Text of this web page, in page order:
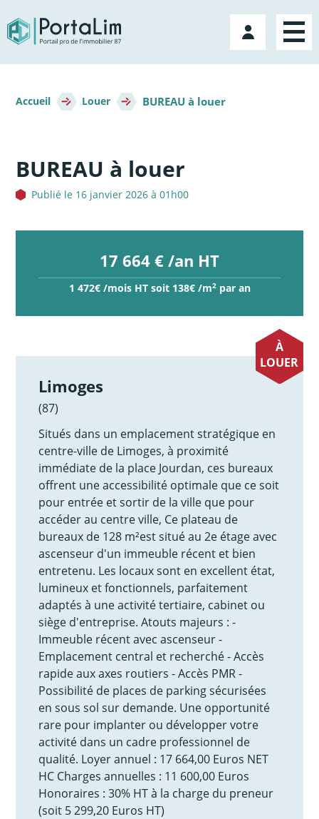
directement
au
contenu
Mon
compte
d'Ariane
Accueil Louer BUREAU à louer
BUREAU à louer
Publié le 16 janvier 2026 à 01h00
17 664 € /an HT
1 472€ /mois HT soit 138€ /m2par an
À
LOUER
Limoges
(87)
Situés dans un emplacement stratégique en
centre-ville de Limoges, à proximité
immédiate de la place Jourdan, ces bureaux
offrent une accessibilité optimale que ce soit
pour entrée et sortir de la ville que pour
accéder au centre ville, Ce plateau de
bureaux de 128 m²est situé au 2e étage avec
ascenseur d'un immeuble récent et bien
entretenu. Les locaux sont en excellent état,
lumineux et fonctionnels, parfaitement
adaptés à une activité tertiaire, cabinet ou
siège d'entreprise. Atouts majeurs : -
Immeuble récent avec ascenseur -
Emplacement central et recherché - Accès
rapide aux axes routiers - Accès PMR -
Possibilité de places de parking sécurisées
en sous sol sur demande. Une opportunité
rare pour implanter ou développer votre
activité dans un cadre professionnel de
qualité. Loyer annuel : 17 664,00 Euros NET
HC Charges annuelles : 11 600,00 Euros
Honoraires : 30% HT à la charge du preneur
(soit 5 299,20 Euros HT)